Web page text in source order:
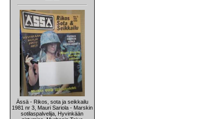
Ässä - Rikos, sota ja seikkailu
1981 nr 3, Mauri Sariola - Marskin
sotilaspalvelija, Hyvinkään